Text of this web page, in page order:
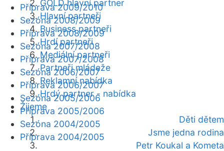
GOLD hlavní partner
Hlavní partneři
Business partneři
Hrdí partneři
Mediální partneři
Partneři mládeže
Reklamní nabídka
Hrdý partner - nabídka
Žijeme
Děti dětem
Jsme jedna rodina
Petr Koukal a Kometa
Příprava 2009/2010
Sezóna 2008/2009
Příprava 2008/2009
Sezóna 2007/2008
Příprava 2007/2008
Sezóna 2006/2007
Příprava 2006/2007
Sezóna 2005/2006
Příprava 2005/2006
Sezóna 2004/2005
Příprava 2004/2005